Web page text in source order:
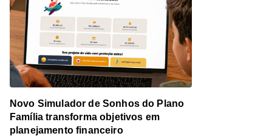
Novo Simulador de Sonhos do Plano
Família transforma objetivos em
planejamento financeiro